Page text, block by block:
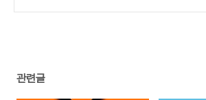
관련글